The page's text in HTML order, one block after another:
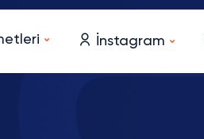
İnstagram